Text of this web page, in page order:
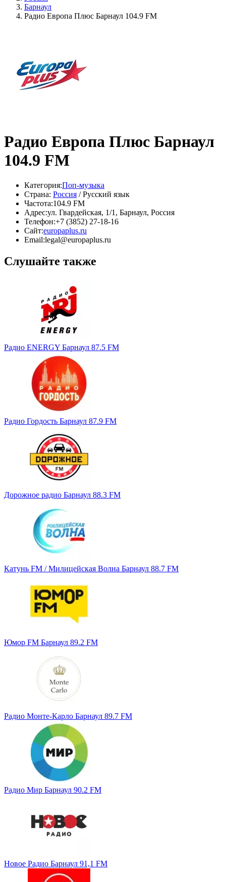
Барнаул
Радио Европа Плюс Барнаул 104.9 FM
Радио Европа Плюс Барнаул
104.9 FM
Категория:Поп-музыка
Страна: Россия / Русский язык
Частота:104.9 FM
Адрес:ул. Гвардейская, 1/1, Барнаул, Россия
Телефон:+7 (3852) 27-18-16
Сайт:europaplus.ru
Email:legal@europaplus.ru
Слушайте также
Радио ENERGY Барнаул 87.5 FM
Радио Гордость Барнаул 87.9 FM
Дорожное радио Барнаул 88.3 FM
Катунь FM / Милицейская Волна Барнаул 88.7 FM
Юмор FM Барнаул 89.2 FM
Радио Монте-Карло Барнаул 89.7 FM
Радио Мир Барнаул 90.2 FM
Новое Радио Барнаул 91,1 FM